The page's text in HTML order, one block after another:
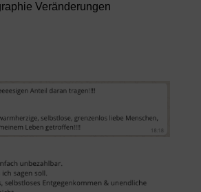
Veränderungen